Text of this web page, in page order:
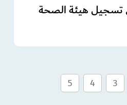
هيئة الصحة
3
4
5